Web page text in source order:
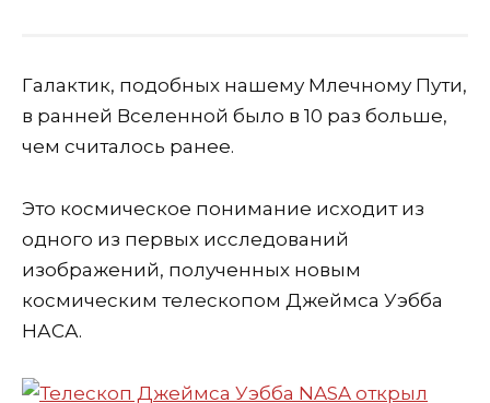
Галактик, подобных нашему Млечному Пути,
в ранней Вселенной было в 10 раз больше,
чем считалось ранее.
Это космическое понимание исходит из
одного из первых исследований
изображений, полученных новым
космическим телескопом Джеймса Уэбба
НАСА.